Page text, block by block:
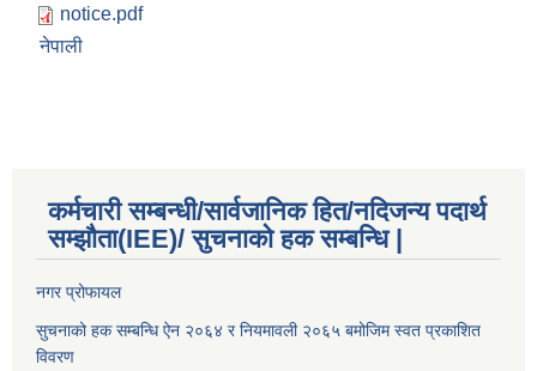
notice.pdf
नेपाली
कर्मचारी सम्बन्धी/सार्वजानिक हित/नदिजन्य पदार्थ
सम्झौता(IEE)/ सुचनाको हक सम्बन्धि |
नगर प्रोफायल
सुचनाको हक सम्बन्धि ऐन २०६४ र नियमावली २०६५ बमोजिम स्वत प्रकाशित
विवरण